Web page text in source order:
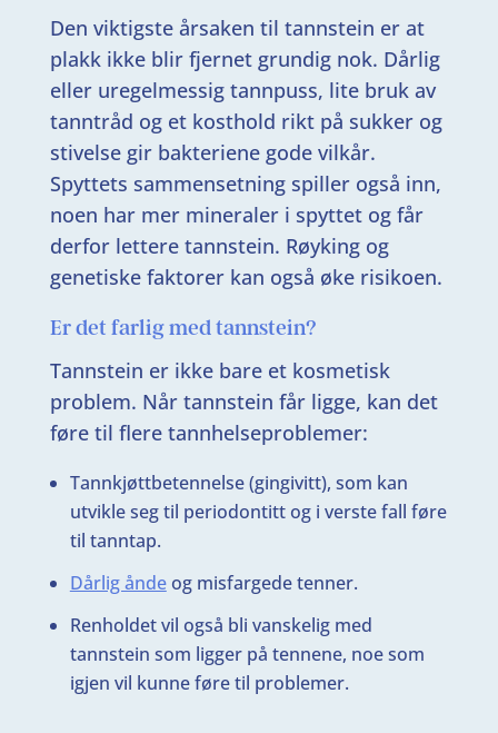
Den viktigste årsaken til tannstein er at
plakk ikke blir fjernet grundig nok. Dårlig
eller uregelmessig tannpuss, lite bruk av
tanntråd og et kosthold rikt på sukker og
stivelse gir bakteriene gode vilkår.
Spyttets sammensetning spiller også inn,
noen har mer mineraler i spyttet og får
derfor lettere tannstein. Røyking og
genetiske faktorer kan også øke risikoen.
Er det farlig med tannstein?
Tannstein er ikke bare et kosmetisk
problem. Når tannstein får ligge, kan det
føre til flere tannhelseproblemer:
Tannkjøttbetennelse (gingivitt), som kan
utvikle seg til periodontitt og i verste fall føre
til tanntap.
Dårlig åndeog misfargede tenner.
Renholdet vil også bli vanskelig med
tannstein som ligger på tennene, noe som
igjen vil kunne føre til problemer.